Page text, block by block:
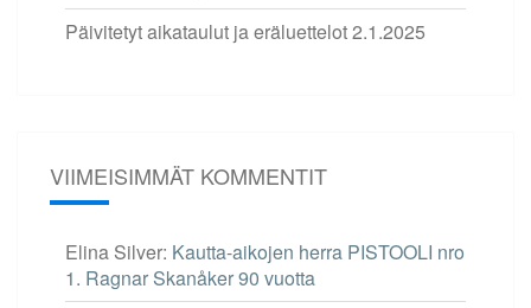
Päivitetyt aikataulut ja eräluettelot2.1.2025
VIIMEISIMMÄT KOMMENTIT
Elina Silver: Kautta-aikojen herra PISTOOLI nro
1. Ragnar Skanåker 90 vuotta